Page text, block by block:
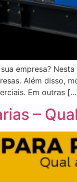
empresa?
Além disso,
Em outras
–